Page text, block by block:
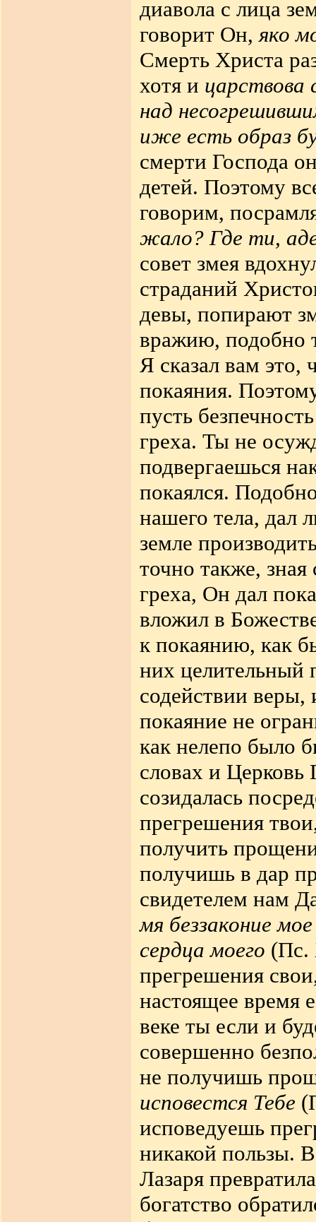
диавола с лица
говорит Он,яко
Смерть Христа
хотя и
над
иже есть образ
смерти Господа
детей. Поэтому
говорим,
жало? Где ти,
совет змея
страданий
девы, попирают
вражию, подобно
Я сказал вам это,
покаяния.
пусть
греха. Ты не
подвергаешься
покаялся.
нашего тела, дал
земле
точно также,
греха, Он дал
вложил в
к покаянию, как
них целительный
содействии
покаяние не
как нелепо было
словах и Церковь
созидалась
прегрешения
получить
получишь в дар
свидетелем нам
мя беззаконие
сердца моего (Пс.
прегрешения
настоящее время
веке ты если и
совершенно
не получишь
исповестся Тебе
исповедуешь
никакой пользы.
Лазаря
богатство